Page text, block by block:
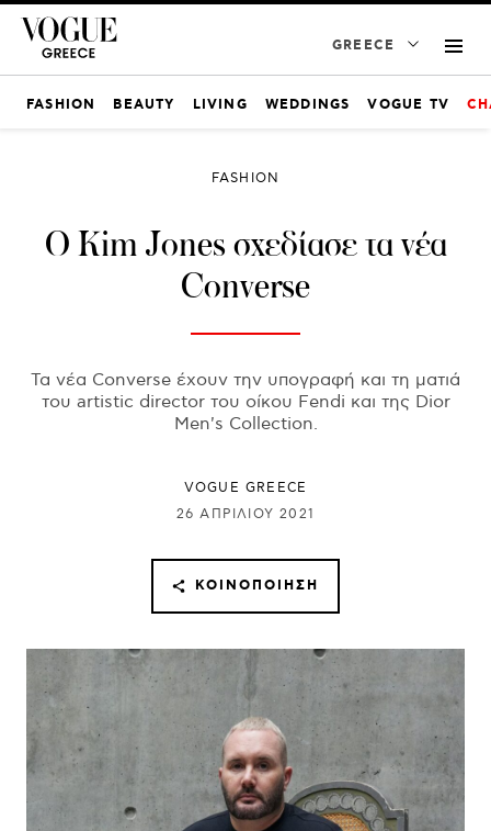
GREECE
FASHION BEAUTY LIVING WEDDINGS VOGUE TV
FASHION
Ο Kim Jones σχεδίασε τα νέα
Converse
Τα νέα Converse έχουν την υπογραφή και τη ματιά
του artistic director του οίκου Fendi και της Dior
Men's Collection.
VOGUE GREECE
26 ΑΠΡΙΛΊΟΥ 2021
ΚΟΙΝΟΠΟΊΗΣΗ